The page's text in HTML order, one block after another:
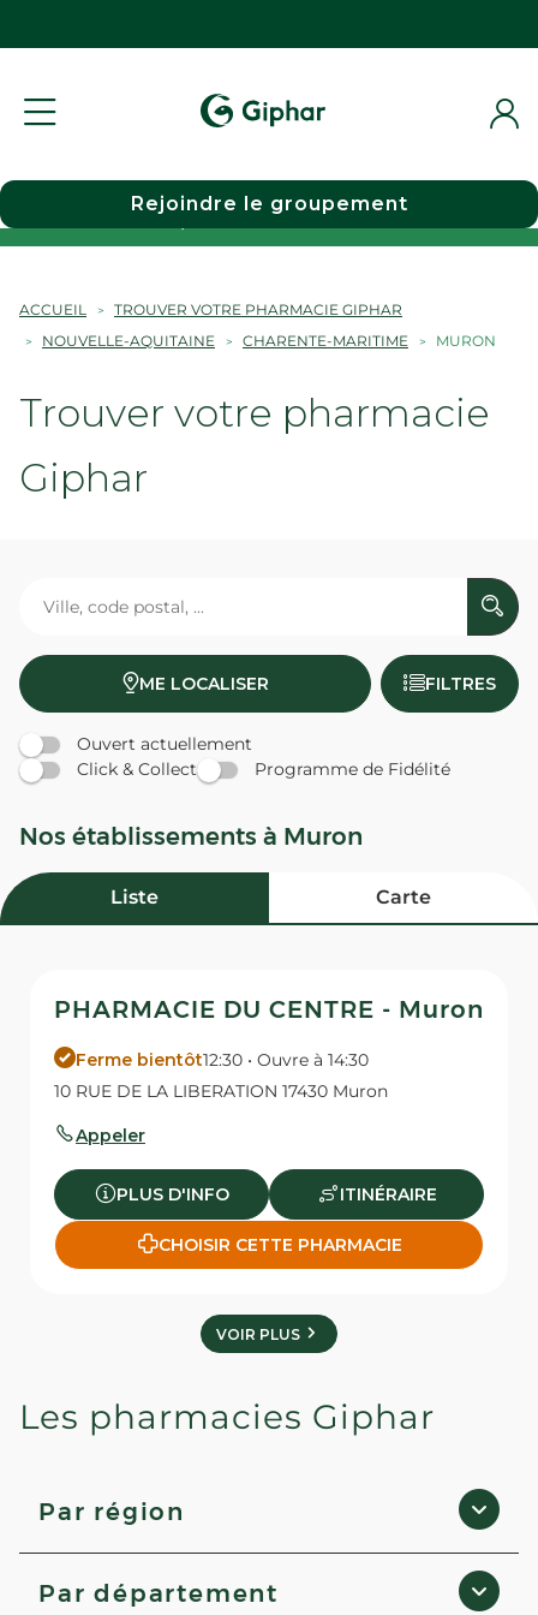
Choisir une pharmacie
Rejoindre le groupement
ACCUEIL
TROUVER VOTRE PHARMACIE GIPHAR
NOUVELLE-AQUITAINE
CHARENTE-MARITIME MURON
Trouver votre pharmacie
Giphar
ME LOCALISER FILTRES
Ouvert actuellement
Click & Collect
Programme de Fidélité
Nos établissements à Muron
Liste Carte
PHARMACIE DU CENTRE - Muron
Ferme bientôt12:30 • Ouvre à 14:30
10 RUE DE LA LIBERATION 17430 Muron
Appeler
PLUS D'INFO ITINÉRAIRE
CHOISIR CETTE PHARMACIE
VOIR PLUS
Les pharmacies Giphar
Par région
Corse
Par département